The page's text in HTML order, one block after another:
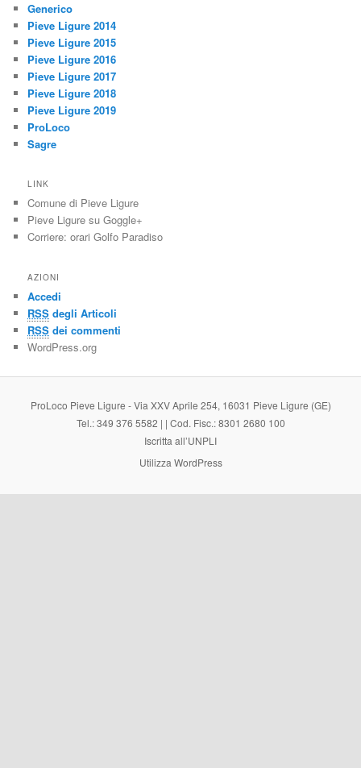
Generico
Pieve Ligure 2014
Pieve Ligure 2015
Pieve Ligure 2016
Pieve Ligure 2017
Pieve Ligure 2018
Pieve Ligure 2019
ProLoco
Sagre
LINK
Comune di Pieve Ligure
Pieve Ligure su Goggle+
Corriere: orari Golfo Paradiso
AZIONI
Accedi
RSS degli Articoli
RSS dei commenti
WordPress.org
ProLoco Pieve Ligure - Via XXV Aprile 254, 16031 Pieve Ligure (GE)
Tel.: 349 376 5582 | | Cod. Fisc.: 8301 2680 100
Iscritta all’UNPLI
Utilizza WordPress